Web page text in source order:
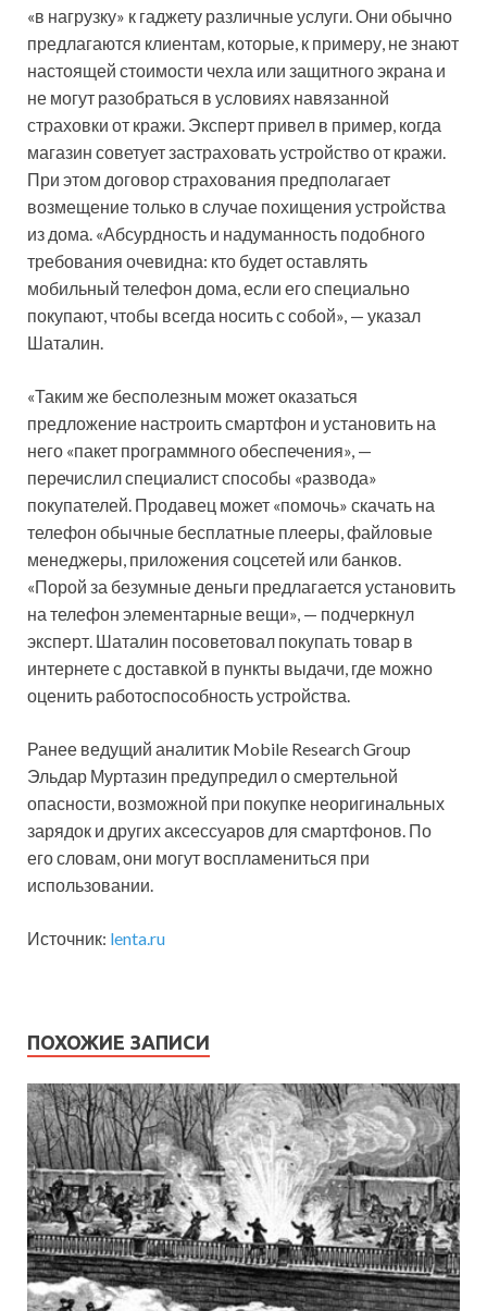
«в нагрузку» к гаджету различные услуги. Они обычно
предлагаются клиентам, которые, к примеру, не знают
настоящей стоимости чехла или защитного экрана и
не могут разобраться в условиях навязанной
страховки от кражи. Эксперт привел в пример, когда
магазин советует застраховать устройство от кражи.
При этом договор страхования предполагает
возмещение только в случае похищения устройства
из дома. «Абсурдность и надуманность подобного
требования очевидна: кто будет оставлять
мобильный телефон дома, если его специально
покупают, чтобы всегда носить с собой», — указал
Шаталин.
«Таким же бесполезным может оказаться
предложение настроить смартфон и установить на
него «пакет программного обеспечения», —
перечислил специалист способы «развода»
покупателей. Продавец может «помочь» скачать на
телефон обычные бесплатные плееры, файловые
менеджеры, приложения соцсетей или банков.
«Порой за безумные деньги предлагается установить
на телефон элементарные вещи», — подчеркнул
эксперт. Шаталин посоветовал покупать товар в
интернете с доставкой в пункты выдачи, где можно
оценить работоспособность устройства.
Ранее ведущий аналитик Mobile Research Group
Эльдар Муртазин предупредил о смертельной
опасности, возможной при покупке неоригинальных
зарядок и других аксессуаров для смартфонов. По
его словам, они могут воспламениться при
использовании.
Источник: lenta.ru
ПОХОЖИЕ ЗАПИСИ